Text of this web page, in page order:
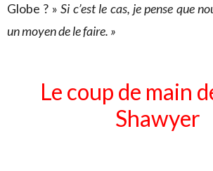
Globe ? » Si c’est le cas, je pense que
un moyen de le faire. »
Le coup de main
Shawyer